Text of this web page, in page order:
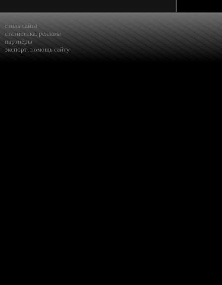
стиль сайта
статистика, реклама
партнёры
экспорт, помощь сайту